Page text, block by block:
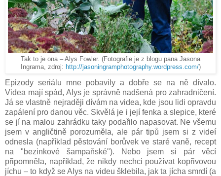
Tak to je ona – Alys Fowler. (Fotografie je z blogu pana Jasona
Ingrama, zdroj: http://jasoningramphotography.wordpress.com/)
Epizody seriálu mne pobavily a dobře se na ně dívalo.
Videa mají spád, Alys je správně nadšená pro zahradničení.
Já se vlastně nejraději dívám na videa, kde jsou lidi opravdu
zapálení pro danou věc. Skvělá je i její fenka a slepice, které
se jí na malou zahrádku taky podařilo napasovat. Ne všemu
jsem v angličtině porozuměla, ale pár tipů jsem si z videí
odnesla (například pěstování borůvek ve staré vaně, recept
na "bezinkové šampaňské"). Nebo jsem si pár věcí
připomněla, například, že nikdy nechci používat kopřivovou
jíchu – to když se Alys na videu šklebila, jak ta jícha smrdí (a